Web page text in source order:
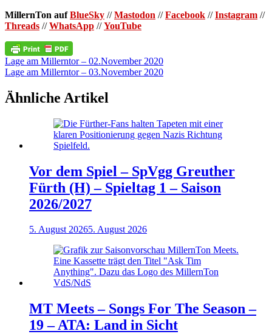
MillernTon aufBlueSky //Mastodon //Facebook //Instagram //
Threads //WhatsApp //YouTube
Beitragsnavigation
Lage am Millerntor – 02.November 2020
Lage am Millerntor – 03.November 2020
Ähnliche Artikel
Vor dem Spiel – SpVgg Greuther
Fürth (H) – Spieltag 1 – Saison
2026/2027
5. August 20265. August 2026
MT Meets – Songs For The Season –
19 – ATA: Land in Sicht